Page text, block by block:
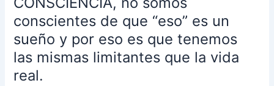
conscientes de que “eso” es un
sueño y por eso es que tenemos
las mismas limitantes que la vida
real.
angustias,
carencias,
y
todo